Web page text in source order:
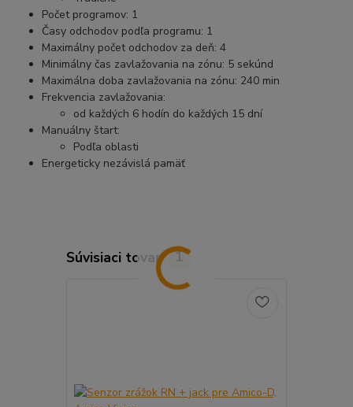
Počet programov: 1
Časy odchodov podľa programu: 1
Maximálny počet odchodov za deň: 4
Minimálny čas zavlažovania na zónu: 5 sekúnd
Maximálna doba zavlažovania na zónu: 240 min
Frekvencia zavlažovania:
od každých 6 hodín do každých 15 dní
Manuálny štart:
Podľa oblasti
Energeticky nezávislá pamäť
Súvisiaci tovar 1